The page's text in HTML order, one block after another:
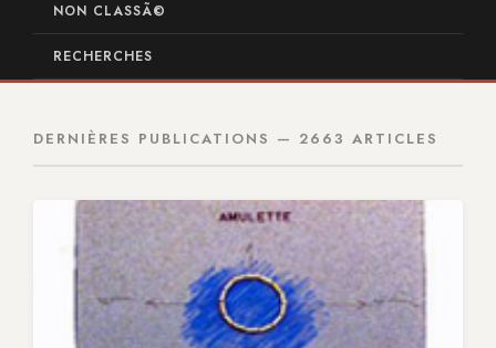
NON CLASSÃ©
RECHERCHES
DERNIÈRES PUBLICATIONS — 2663 ARTICLES